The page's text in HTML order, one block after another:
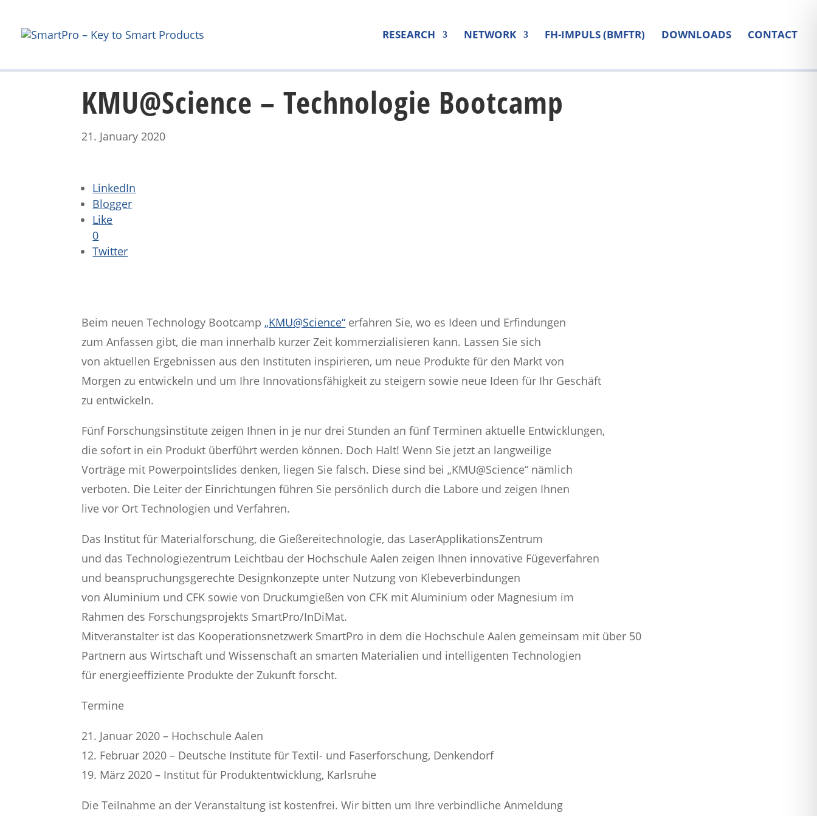
RESEARCH NETWORK FH-IMPULS (BMFTR) DOWNLOADS CONTACT
KMU@Science – Technologie Bootcamp
21. January 2020
LinkedIn
Blogger
Like
0
Twitter
Beim neuen Technology Bootcamp „KMU@Science“ erfahren Sie, wo es Ideen und Erfindungen
zum Anfassen gibt, die man innerhalb kurzer Zeit kommerzialisieren kann. Lassen Sie sich
von aktuellen Ergebnissen aus den Instituten inspirieren, um neue Produkte für den Markt von
Morgen zu entwickeln und um Ihre Innovationsfähigkeit zu steigern sowie neue Ideen für Ihr Geschäft
zu entwickeln.
Fünf Forschungsinstitute zeigen Ihnen in je nur drei Stunden an fünf Terminen aktuelle Entwicklungen,
die sofort in ein Produkt überführt werden können. Doch Halt! Wenn Sie jetzt an langweilige
Vorträge mit Powerpointslides denken, liegen Sie falsch. Diese sind bei „KMU@Science“ nämlich
verboten. Die Leiter der Einrichtungen führen Sie persönlich durch die Labore und zeigen Ihnen
live vor Ort Technologien und Verfahren.
Das Institut für Materialforschung, die Gießereitechnologie, das LaserApplikationsZentrum
und das Technologiezentrum Leichtbau der Hochschule Aalen zeigen Ihnen innovative Fügeverfahren
und beanspruchungsgerechte Designkonzepte unter Nutzung von Klebeverbindungen
von Aluminium und CFK sowie von Druckumgießen von CFK mit Aluminium oder Magnesium im
Rahmen des Forschungsprojekts SmartPro/InDiMat.
Mitveranstalter ist das Kooperationsnetzwerk SmartPro in dem die Hochschule Aalen gemeinsam mit über 50
Partnern aus Wirtschaft und Wissenschaft an smarten Materialien und intelligenten Technologien
für energieeffiziente Produkte der Zukunft forscht.
Termine
21. Januar 2020 – Hochschule Aalen
12. Februar 2020 – Deutsche Institute für Textil- und Faserforschung, Denkendorf
19. März 2020 – Institut für Produktentwicklung, Karlsruhe
Die Teilnahme an der Veranstaltung ist kostenfrei. Wir bitten um Ihre verbindliche Anmeldung